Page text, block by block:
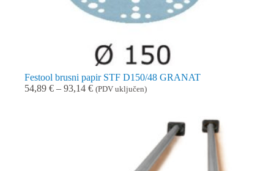
Festool brusni papir STF D150/48 GRANAT
54,89 € – 93,14 €Raspon
(PDV uključen)